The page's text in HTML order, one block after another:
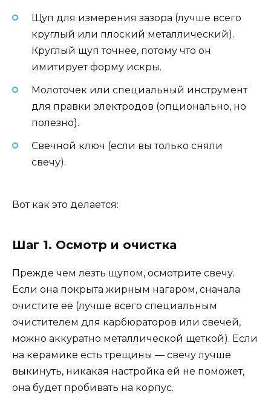
Щуп для измерения зазора (лучше всего
круглый или плоский металлический).
Круглый щуп точнее, потому что он
имитирует форму искры.
Молоточек или специальный инструмент
для правки электродов (опционально, но
полезно).
Свечной ключ (если вы только сняли
свечу).
Вот как это делается:
Шаг 1. Осмотр и очистка
Прежде чем лезть щупом, осмотрите свечу.
Если она покрыта жирным нагаром, сначала
очистите её (лучше всего специальным
очистителем для карбюраторов или свечей,
можно аккуратно металлической щеткой). Если
на керамике есть трещины — свечу лучше
выкинуть, никакая настройка ей не поможет,
она будет пробивать на корпус.